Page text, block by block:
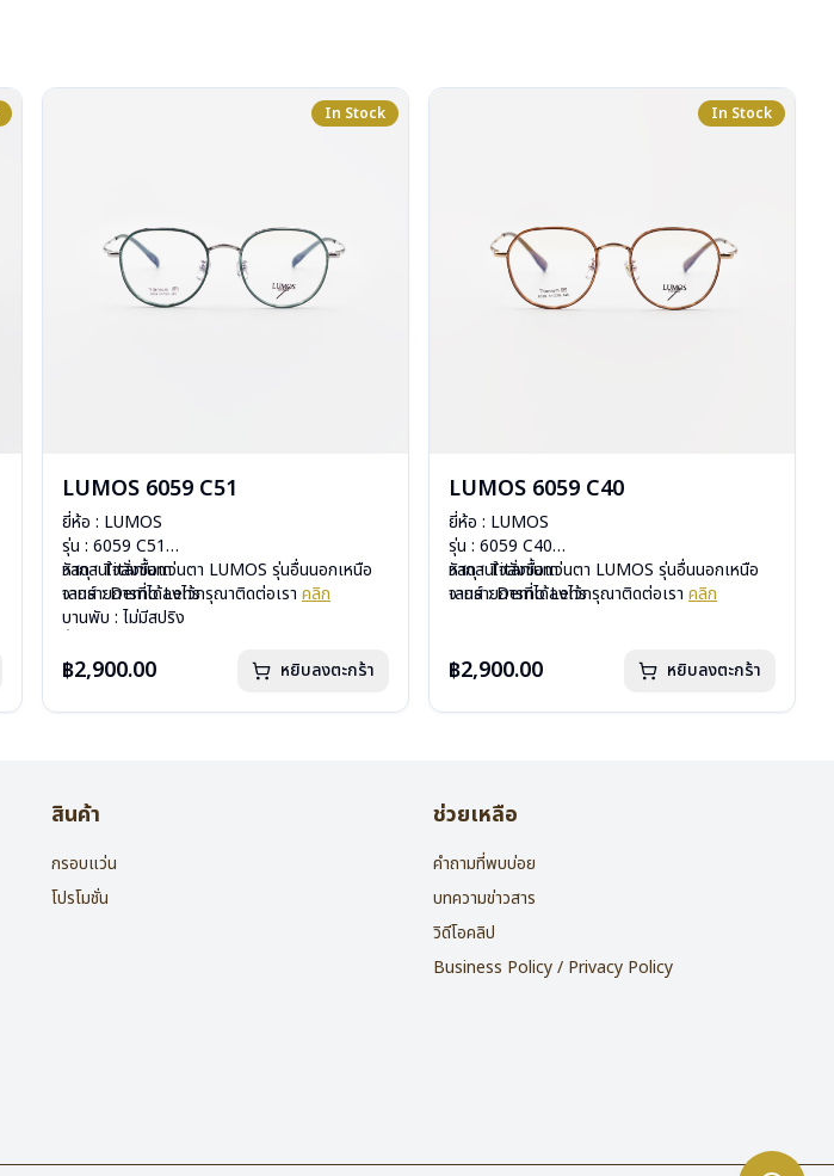
In Stock
LUMOS 6059 C51
ยี่ห้อ : LUMOS
รุ่น : 6059 C51
วัสดุ : Titanium
เลนส์ : Demo Lens
บานพับ : ไม่มีสปริง
อุปกรณ์ : กล่องแว่น , ผ้าเช็ดแว่น
หากสนใจสั่งชื้อแว่นตา LUMOS รุ่นอื่นนอกเหนือ
จากรายการที่ได้ลงไว้กรุณาติดต่อเรา คลิก
฿2,900.00 หยิบลงตะกร้า
In Stock
LUMOS 6059 C40
ยี่ห้อ : LUMOS
รุ่น : 6059 C40
วัสดุ : Titanium
เลนส์ : Demo Lens
อุปกรณ์ : กล่องแว่น , ผ้าเช็ดแว่น
หากสนใจสั่งชื้อแว่นตา LUMOS รุ่นอื่นนอกเหนือ
จากรายการที่ได้ลงไว้กรุณาติดต่อเรา คลิก
฿2,900.00 หยิบลงตะกร้า
สินค้า
กรอบแว่น
โปรโมชั่น
ช่วยเหลือ
คำถามที่พบบ่อย
บทความข่าวสาร
วิดีโอคลิป
Business Policy / Privacy Policy